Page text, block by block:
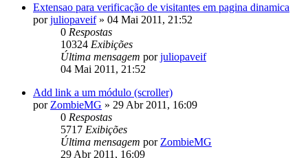
Extensao para verificação de visitantes em pagina dinamica
porjuliopaveif» 04 Mai 2011, 21:52
0 Respostas
10324 Exibições
Última mensagem porjuliopaveif
04 Mai 2011, 21:52
Add link a um módulo (scroller)
por ZombieMG » 29 Abr 2011, 16:09
0 Respostas
5717 Exibições
Última mensagem por ZombieMG
29 Abr 2011, 16:09